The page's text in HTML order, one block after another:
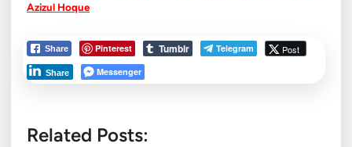
Azizul Hoque
Share Pinterest Tumblr Telegram Post
Share Messenger
Related Posts: